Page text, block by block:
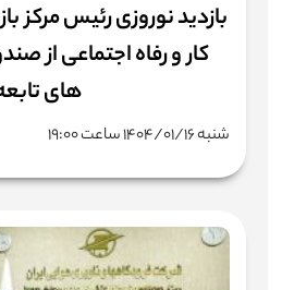
بازدید نوروزی رئیس مرکز
کار و رفاه اجتماعی از
های
شنبه ۱۴۰۴/۰۱/۱۶ ساعت ۱۹:۰۰